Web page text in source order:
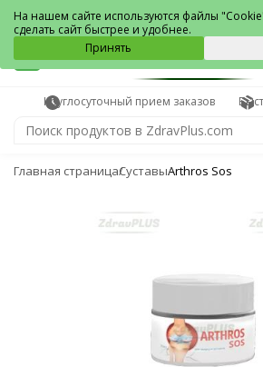
Рошаль
Круглосуточный прием заказов
Главная страницаСуставыArthros Sos
На нашем сайте используются файлы
сделать сайт быстрее и удобнее.
Принять